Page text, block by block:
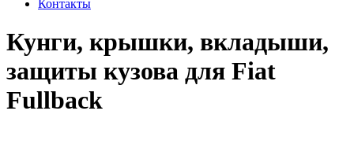
Контакты
Кунги, крышки, вкладыши,
защиты кузова для Fiat
Fullback